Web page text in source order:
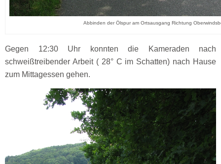
Abbinden der Ölspur am Ortsausgang Richtung
Gegen 12:30 Uhr konnten die Kameraden nach
schweißtreibender Arbeit ( 28° C im Schatten) nach Hause
zum Mittagessen gehen.